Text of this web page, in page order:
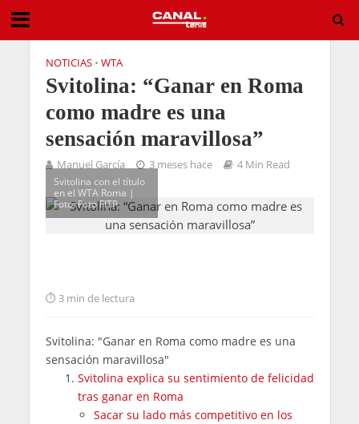
NOTICIAS • WTA
Svitolina: “Ganar en Roma
como madre es una
sensación maravillosa”
Manuel García 3 meses hace
4 Min Read
Svitolina con el título
en el WTA Roma |
Foto: Foto FITP
3 min de lectura
Svitolina: "Ganar en Roma como madre es una
sensación maravillosa"
Svitolina explica su sentimiento de felicidad
tras ganar en Roma
Sacar su lado más competitivo en los